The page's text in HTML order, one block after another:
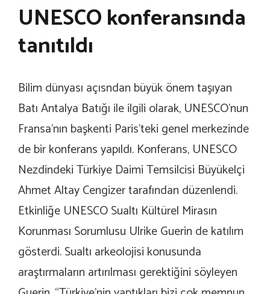
UNESCO konferansında
tanıtıldı
Bilim dünyası açısndan büyük önem taşıyan
Batı Antalya Batığı ile ilgili olarak, UNESCO’nun
Fransa’nın başkenti Paris’teki genel merkezinde
de bir konferans yapıldı. Konferans, UNESCO
Nezdindeki Türkiye Daimi Temsilcisi Büyükelçi
Ahmet Altay Cengizer tarafından düzenlendi.
Etkinliğe UNESCO Sualtı Kültürel Mirasın
Korunması Sorumlusu Ulrike Guerin de katılım
gösterdi. Sualtı arkeolojisi konusunda
araştırmaların artırılması gerektiğini söyleyen